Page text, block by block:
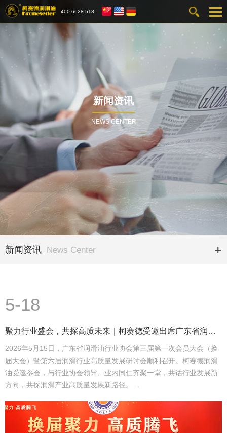
400-6628-518
新闻资讯
NEWS CENTER
新闻资讯 News Center
5-18
聚力行业盛会，共探高质未来｜柯赛德受邀出席广东省润滑油行业协会换届大会
2026年5月15日，广东省润滑油行业协会第三届第一次会员大会（换
届大会）暨第六届润滑行业高质量发展研讨会顺利召开。柯赛德润滑
油受邀参会，与行业协会领导、业内同仁齐聚一堂，共话行业发展新
方向，共探润滑产业高质量发展新路径。…